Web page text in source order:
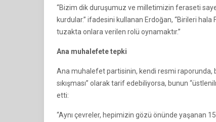
“Bizim dik duruşumuz ve milletimizin feraseti
kurdular.” ifadesini kullanan Erdoğan, “Birileri
tuzakta onlara verilen rolü oynamaktır.”
Ana muhalefete tepki
Ana muhalefet partisinin, kendi resmi raporunda,
sıkışması” olarak tarif edebiliyorsa, bunun
etti:
“Aynı çevreler, hepimizin gözü önünde yaşanan